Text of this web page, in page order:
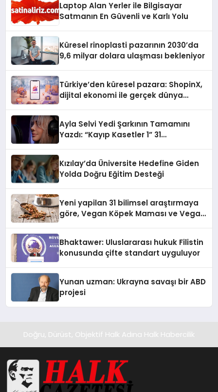
Laptop Alan Yerler ile Bilgisayar
Satmanın En Güvenli ve Karlı Yolu
Küresel rinoplasti pazarının 2030’da
9,6 milyar dolara ulaşması bekleniyor
Türkiye’den küresel pazara: ShopinX,
dijital ekonomi ile gerçek dünya
Ayla Selvi Yedi Şarkının Tamamını
Yazdı: “Kayıp Kasetler 1” 31
Kızılay’da Üniversite Hedefine Giden
Yolda Doğru Eğitim Desteği
Yeni yapilan 31 bilimsel araştırmaya
göre, Vegan Köpek Maması ve Vegan
Bhaktawer: Uluslararası hukuk Filistin
konusunda çifte standart uyguluyor
Yunan uzman: Ukrayna savaşı bir ABD
projesi
Doğru, Dürüst, Objektif Halk Adına Halk Habercilik